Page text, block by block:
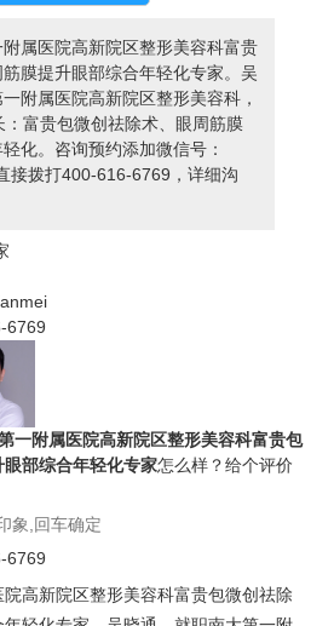
属医院高新院区整形美容科富贵
膜提升眼部综合年轻化专家。吴
附属医院高新院区整形美容科，
：富贵包微创祛除术、眼周筋膜
化。咨询预约添加微信号：
接拨打400-616-6769，详细沟
6769
一附属医院高新院区整形美容科富贵包
部综合年轻化专家怎么样？给个评价
6769
高新院区整形美容科富贵包微创祛除